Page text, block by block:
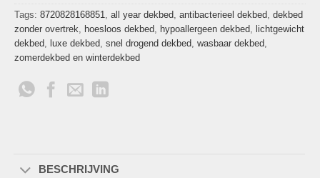
Tags: 8720828168851, all year dekbed, antibacterieel dekbed, dekbed
zonder overtrek, hoesloos dekbed, hypoallergeen dekbed, lichtgewicht
dekbed, luxe dekbed, snel drogend dekbed, wasbaar dekbed,
zomerdekbed en winterdekbed
BESCHRIJVING